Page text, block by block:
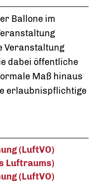
Ballone im
Veranstaltung
dabei öffentliche
Maß hinaus
erlaubnispflichtige
(LuftVO)
Luftraums)
(LuftVO)